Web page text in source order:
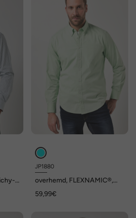
JP1880
overhemd, FLEXNAMIC®,
kraag, Modern Fit
59,99€